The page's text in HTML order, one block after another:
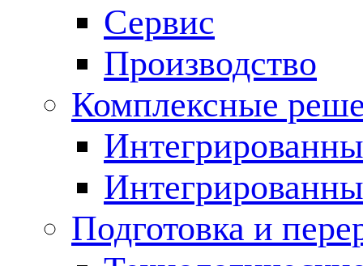
Сервис
Производство
Комплексные
Подготовка и